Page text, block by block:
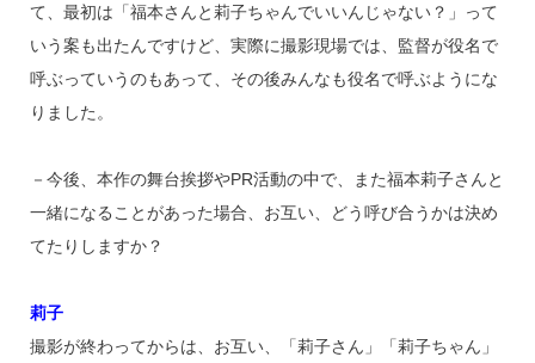
て、最初は「福本さんと莉子ちゃんでいいんじゃない？」って
いう案も出たんですけど、実際に撮影現場では、監督が役名で
呼ぶっていうのもあって、その後みんなも役名で呼ぶようにな
りました。
－今後、本作の舞台挨拶やPR活動の中で、また福本莉子さんと
一緒になることがあった場合、お互い、どう呼び合うかは決め
てたりしますか？
莉子
撮影が終わってからは、お互い、「莉子さん」「莉子ちゃん」